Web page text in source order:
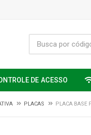
DE ACESSO
PLACAS PLACA BASE